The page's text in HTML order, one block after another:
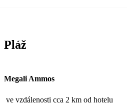
Pláž
Megali Ammos
ve vzdálenosti cca 2 km od hotelu